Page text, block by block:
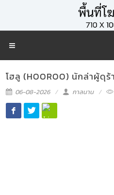
โฮลู (HOOROO) นักล่าผู้ดุร้
06-08-2026 กาลนาน